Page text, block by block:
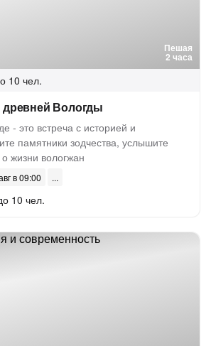
Пешая
2 часа
10 чел.
Вологды
- это встреча с историей и
памятники зодчества, услышите
жизни вологжан
в 09:00
10 чел.